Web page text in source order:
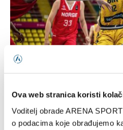
Ova web stranica koristi
Voditelj obrade ARENA
o podacima koje obrađujemo
Bh. kadeti ubjedljivi protiv